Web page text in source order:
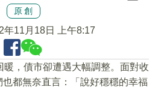
原創
年11月18日 上午8:17
暖，債市卻遭遇大幅調整。面對收
都無奈直言：「說好穩穩的幸福